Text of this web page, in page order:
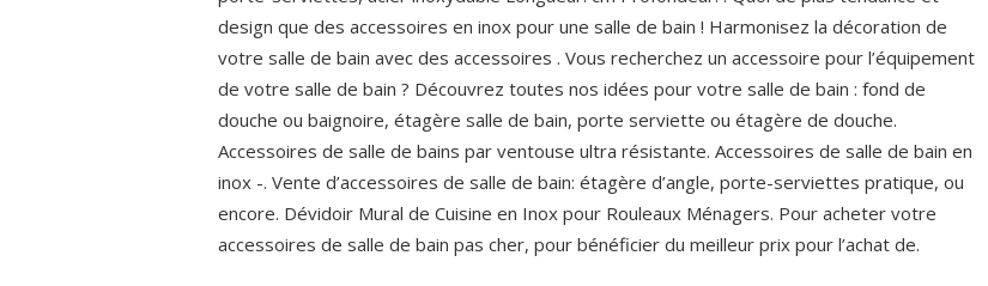
design que des accessoires en inox pour une salle de bain ! Harmonisez la décoration de
votre salle de bain avec des accessoires . Vous recherchez un accessoire pour l’équipement
de votre salle de bain ? Découvrez toutes nos idées pour votre salle de bain : fond de
douche ou baignoire, étagère salle de bain, porte serviette ou étagère de douche.
Accessoires de salle de bains par ventouse ultra résistante. Accessoires de salle de bain en
inox -. Vente d’accessoires de salle de bain: étagère d’angle, porte-serviettes pratique, ou
encore. Dévidoir Mural de Cuisine en Inox pour Rouleaux Ménagers. Pour acheter votre
accessoires de salle de bain pas cher, pour bénéficier du meilleur prix pour l’achat de.